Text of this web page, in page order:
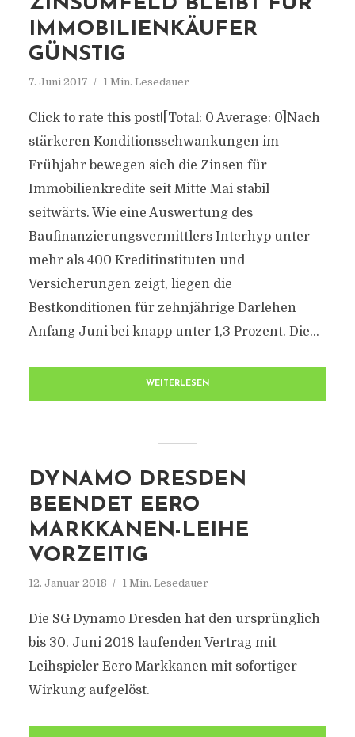
ZINSUMFELD BLEIBT FÜR
IMMOBILIENKÄUFER
GÜNSTIG
7. Juni 2017 1 Min. Lesedauer
Click to rate this post![Total: 0 Average: 0]Nach
stärkeren Konditionsschwankungen im
Frühjahr bewegen sich die Zinsen für
Immobilienkredite seit Mitte Mai stabil
seitwärts. Wie eine Auswertung des
Baufinanzierungsvermittlers Interhyp unter
mehr als 400 Kreditinstituten und
Versicherungen zeigt, liegen die
Bestkonditionen für zehnjährige Darlehen
Anfang Juni bei knapp unter 1,3 Prozent. Die...
WEITERLESEN
DYNAMO DRESDEN
BEENDET EERO
MARKKANEN-LEIHE
VORZEITIG
12. Januar 2018 1 Min. Lesedauer
Die SG Dynamo Dresden hat den ursprünglich
bis 30. Juni 2018 laufenden Vertrag mit
Leihspieler Eero Markkanen mit sofortiger
Wirkung aufgelöst.